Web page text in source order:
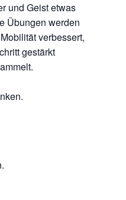
und Geist etwas
Übungen werden
verbessert,
gestärkt